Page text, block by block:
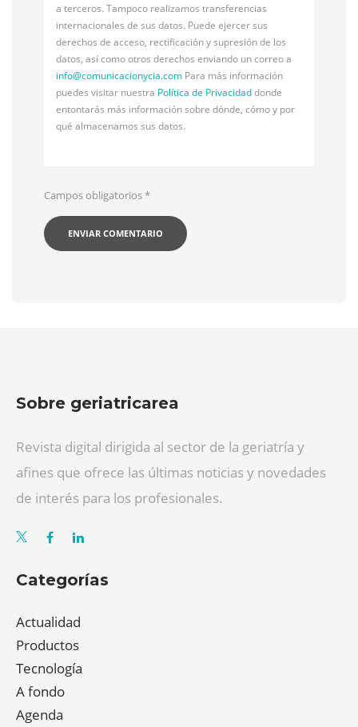
a terceros. Tampoco realizamos transferencias
internacionales de sus datos. Puede ejercer sus
derechos de acceso, rectificación y supresión de los
datos, así como otros derechos enviando un correo a
info@comunicacionycia.com Para más información
puedes visitar nuestra Política de Privacidaddonde
entontarás más información sobre dónde, cómo y por
qué almacenamos sus datos.
Campos obligatorios*
Sobre geriatricarea
Revista digital dirigida al sector de la geriatría y
afines que ofrece las últimas noticias y novedades
de interés para los profesionales.
Categorías
Actualidad
Productos
Tecnología
A fondo
Agenda